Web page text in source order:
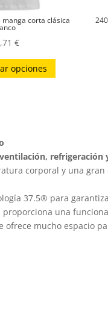
corta clásica
€
opciones
Este
opciones
se
elegir
en
la
refrigeración
corporal y una
37.5® para
una
ofrece mucho espacio